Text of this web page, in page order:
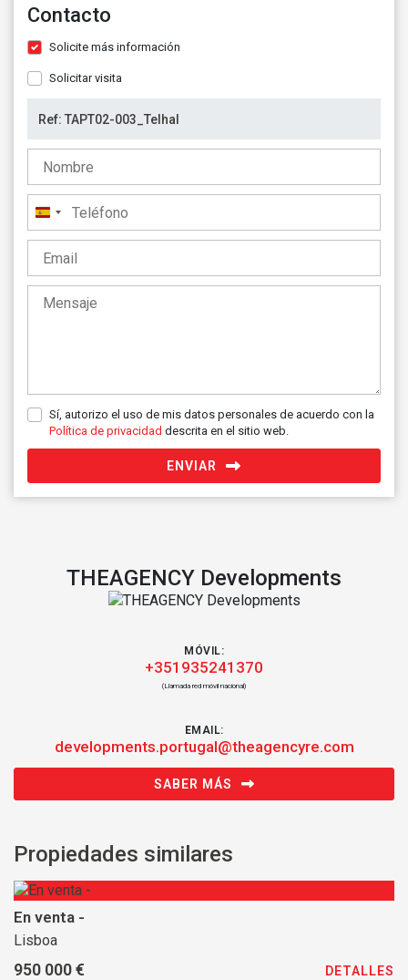
Contacto
Solicite más información
Solicitar visita
España
+34
Sí, autorizo el uso de mis datos personales de acuerdo con la
Política de privacidad descrita en el sitio web.
ENVIAR
THEAGENCY Developments
MÓVIL:
+351935241370
(Llamada red móvil nacional)
EMAIL:
developments.portugal@theagencyre.com
SABER MÁS
Propiedades similares
En venta -
Lisboa
950 000 € DETALLES